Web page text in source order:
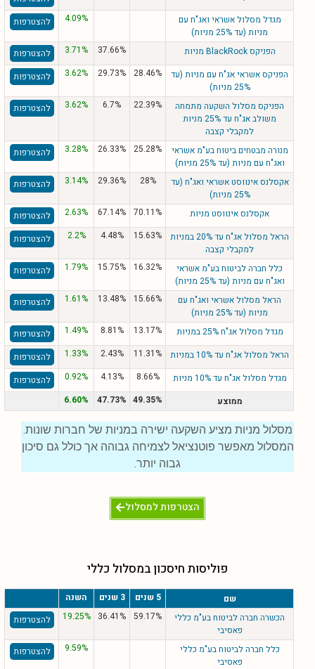
מגדל מסלול אשראי ואג"ח עם
מניות (עד 25% מניות)
4.09% להצטרפות
הפניקס BlackRock מניות 37.66%
3.71%
להצטרפות
הפניקס אשראי אג"ח עם מניות (עד
25% מניות)
28.46%
29.73%
3.62% להצטרפות
הפניקס מסלול השקעה מתמחה
משולב אג"ח עד 25% מניות
למקבלי קצבה
22.39%
6.7%
3.62% להצטרפות
מנורה מבטחים ביטוח בע"מ אשראי
ואג"ח עם מניות (עד 25% מניות)
25.28%
26.33%
3.28% להצטרפות
אקסלנס אינווסט אשראי ואג"ח (עד
25% מניות)
28%
29.36%
3.14% להצטרפות
אקסלנס אינווסט מניות 70.11%
67.14%
2.63%
להצטרפות
הראל מסלול אג"ח עד 20% במניות
למקבלי קצבה
15.63%
4.48%
2.2% להצטרפות
כלל חברה לביטוח בע"מ אשראי
ואג"ח עם מניות (עד 25% מניות)
16.32%
15.75%
1.79% להצטרפות
הראל מסלול אשראי ואג"ח עם
מניות (עד 25% מניות)
15.66%
13.48%
1.61% להצטרפות
מגדל מסלול אג"ח 25% במניות 13.17%
8.81%
1.49%
להצטרפות
הראל מסלול אג"ח עד 10% במניות
11.31%
2.43%
1.33%
להצטרפות
מגדל מסלול אג"ח עד 10% מניות
8.66%
4.13%
0.92%
להצטרפות
ממוצע
49.35%
47.73%
6.60%
מסלול מניות מציע השקעה ישירה במניות של חברות שונות.
המסלול מאפשר פוטנציאל לצמיחה גבוהה אך כולל גם סיכון
גבוה יותר.
הצטרפות למסלול
פוליסות חיסכון במסלול כללי
שם 5 שנים 3 שנים
השנה
הכשרה חברה לביטוח בע"מ כללי
פאסיבי
59.17%
36.41%
19.25% להצטרפות
כלל חברה לביטוח בע"מ כללי
פאסיבי
9.59% להצטרפות